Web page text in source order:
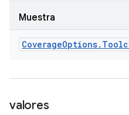
Muestra
CoverageOptions.
valores